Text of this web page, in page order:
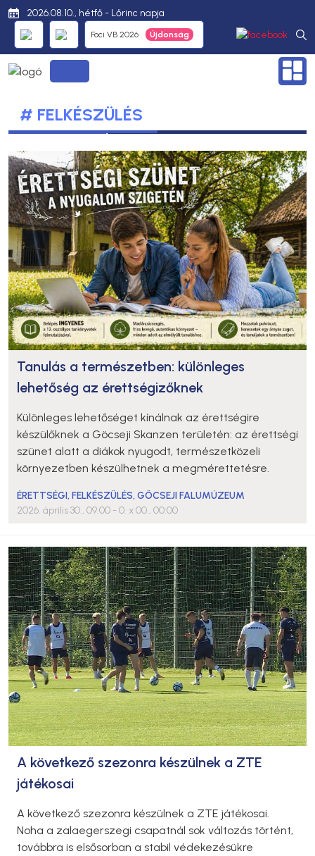
2026.08.10., hétfő - Lőrinc napja
Foci VB 2026
# FELKÉSZÜLÉS
Tanulás a természetben: különleges
lehetőség az érettségizőknek
Különleges lehetőséget kínálnak az érettségire
készülőknek a Göcseji Skanzen területén: az érettségi
szünet alatt a diákok nyugodt, természetközeli
környezetben készülhetnek a megmérettetésre.
ÉRETTSÉGI,FELKÉSZÜLÉS,GÖCSEJI FALUMÚZEUM
2026. április 30., 09:00 - 0. x 00., 00:00
A következő szezonra készülnek a ZTE
játékosai
A következő szezonra készülnek a ZTE játékosai.
Noha a zalaegerszegi csapatnál sok változás történt,
továbbra is elsősorban a stabil védekezésükre